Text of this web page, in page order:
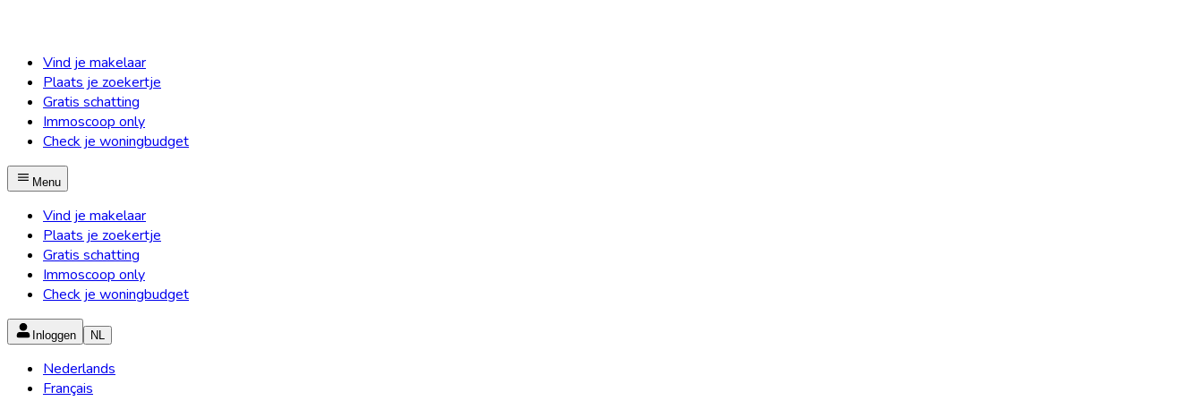
Vind je makelaar
Plaats je zoekertje
Gratis schatting
Immoscoop only
Check je woningbudget
Menu
Vind je makelaar
Plaats je zoekertje
Gratis schatting
Immoscoop only
Check je woningbudget
Inloggen NL
Nederlands
Français